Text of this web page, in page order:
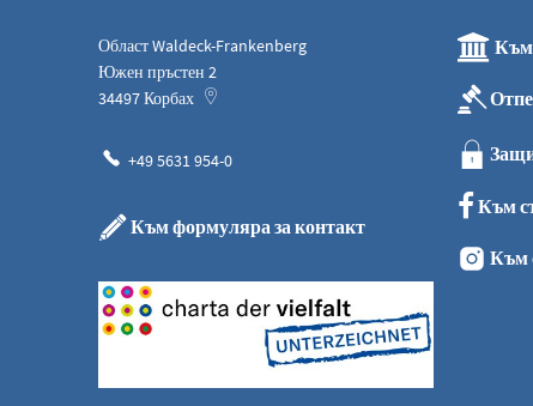
Област Waldeck-Frankenberg
Южен пръстен 2
34497Корбах
+49 5631 954-0
Към формуляра за контакт
Към
Към
Към